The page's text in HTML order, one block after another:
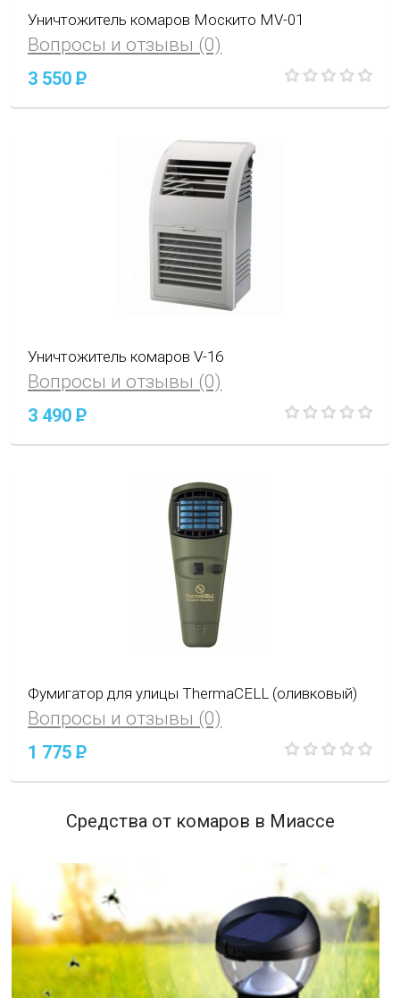
Уничтожитель комаров Москито MV-01
Вопросы и отзывы (0)
3 550P
Уничтожитель комаров V-16
Вопросы и отзывы (0)
3 490P
Фумигатор для улицы ThermaCELL (оливковый)
Вопросы и отзывы (0)
1 775P
Средства от комаров в Миассе